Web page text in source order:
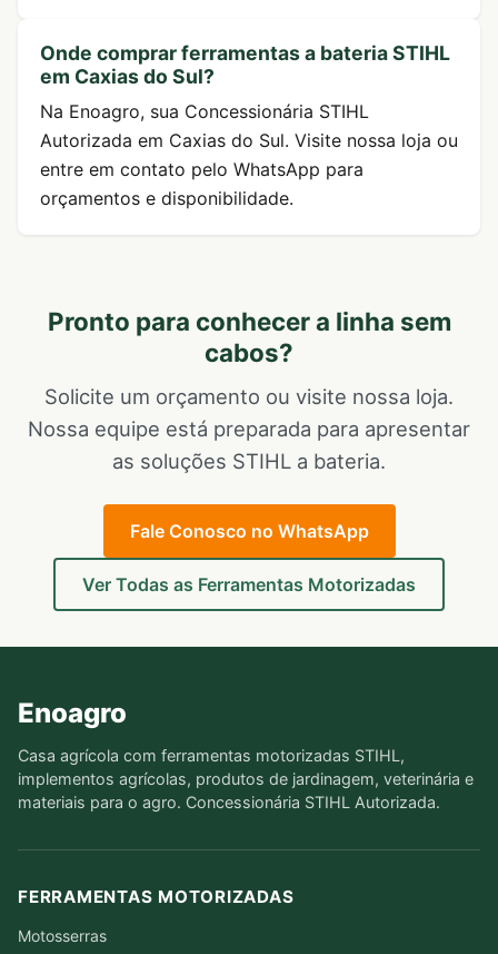
Onde comprar ferramentas a bateria STIHL
em Caxias do Sul?
Na Enoagro, sua Concessionária STIHL
Autorizada em Caxias do Sul. Visite nossa loja ou
entre em contato pelo WhatsApp para
orçamentos e disponibilidade.
Pronto para conhecer a linha sem
cabos?
Solicite um orçamento ou visite nossa loja.
Nossa equipe está preparada para apresentar
as soluções STIHL a bateria.
Fale Conosco no WhatsApp
Ver Todas as Ferramentas Motorizadas
Enoagro
Casa agrícola com ferramentas motorizadas STIHL,
implementos agrícolas, produtos de jardinagem, veterinária e
materiais para o agro. Concessionária STIHL Autorizada.
FERRAMENTAS MOTORIZADAS
Motosserras